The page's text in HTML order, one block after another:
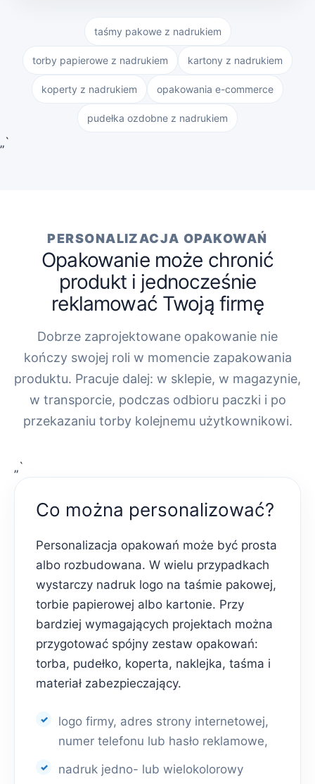
taśmy pakowe z nadrukiem
torby papierowe z nadrukiem kartony z nadrukiem
koperty z nadrukiem opakowania e-commerce
pudełka ozdobne z nadrukiem
„`
PERSONALIZACJA OPAKOWAŃ
Opakowanie może chronić
produkt i jednocześnie
reklamować Twoją firmę
Dobrze zaprojektowane opakowanie nie
kończy swojej roli w momencie zapakowania
produktu. Pracuje dalej: w sklepie, w magazynie,
w transporcie, podczas odbioru paczki i po
przekazaniu torby kolejnemu użytkownikowi.
„`
Co można personalizować?
Personalizacja opakowań może być prosta
albo rozbudowana. W wielu przypadkach
wystarczy nadruk logo na taśmie pakowej,
torbie papierowej albo kartonie. Przy
bardziej wymagających projektach można
przygotować spójny zestaw opakowań:
torba, pudełko, koperta, naklejka, taśma i
materiał zabezpieczający.
logo firmy, adres strony internetowej,
numer telefonu lub hasło reklamowe,
nadruk jedno- lub wielokolorowy